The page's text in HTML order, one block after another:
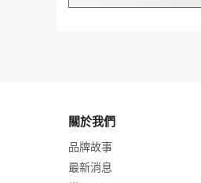
關於我們
品牌故事
最新消息